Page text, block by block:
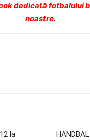
dedicată fotbalului
noastre.
la